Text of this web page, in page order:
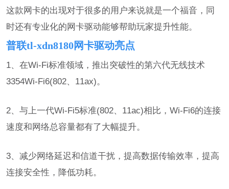
这款网卡的出现对于很多的用户来说就是一个福音，同
时还有专业化的网卡驱动能够帮助玩家提升性能。
普联tl-xdn8180网卡驱动亮点
1、在Wi-Fi标准领域，推出突破性的第六代无线技术
3354Wi-Fi6(802、11ax)。
2、与上一代Wi-Fi5标准(802、11ac)相比，Wi-Fi6的连接
速度和网络总容量都有了大幅提升。
3、减少网络延迟和信道干扰，提高数据传输效率，提高
连接安全性，降低功耗。